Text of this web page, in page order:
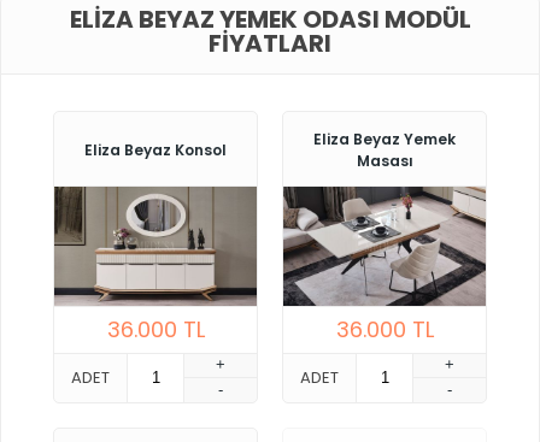
ELIZA BEYAZ YEMEK ODASI MODÜL
FIYATLARI
Eliza Beyaz Konsol
36.000 TL
ADET
+
-
Eliza Beyaz Yemek
Masası
36.000 TL
ADET
+
-